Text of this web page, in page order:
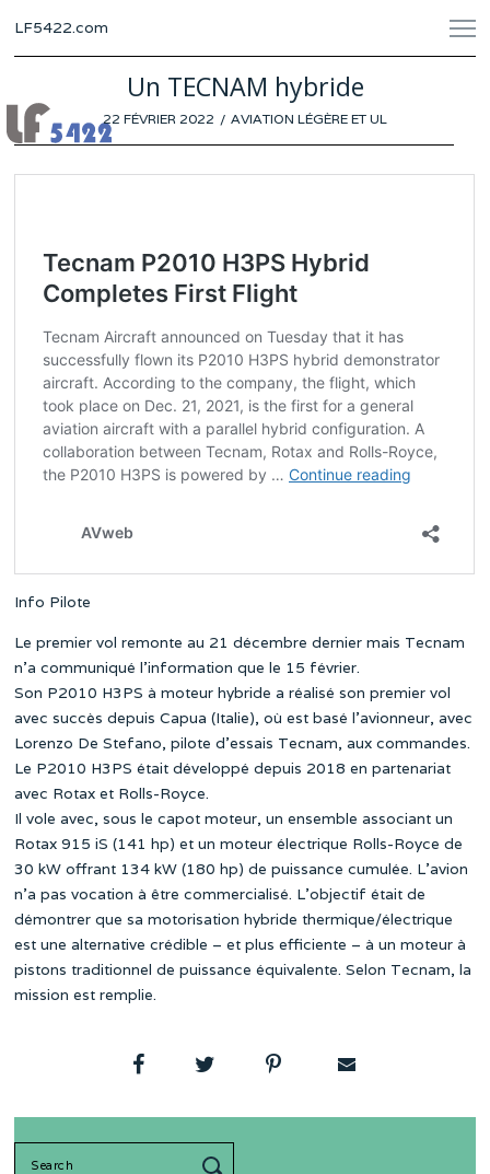
LF5422.com
Un TECNAM hybride
POSTED
ON
22 FÉVRIER 2022 19AVIATION LÉGÈRE ET UL
Info Pilote
Le premier vol remonte au 21 décembre dernier mais Tecnam
n’a communiqué l’information que le 15 février.
Son P2010 H3PS à moteur hybride a réalisé son premier vol
avec succès depuis Capua (Italie), où est basé l’avionneur, avec
Lorenzo De Stefano, pilote d’essais Tecnam, aux commandes.
Le P2010 H3PS était développé depuis 2018 en partenariat
avec Rotax et Rolls-Royce.
Il vole avec, sous le capot moteur, un ensemble associant un
Rotax 915 iS (141 hp) et un moteur électrique Rolls-Royce de
30 kW offrant 134 kW (180 hp) de puissance cumulée. L’avion
n’a pas vocation à être commercialisé. L’objectif était de
démontrer que sa motorisation hybride thermique/électrique
est une alternative crédible – et plus efficiente – à un moteur à
pistons traditionnel de puissance équivalente. Selon Tecnam, la
mission est remplie.